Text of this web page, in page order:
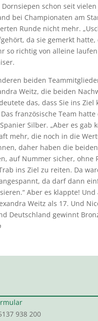
schon seit
bei Championaten am
Runde nicht mehr.
da sie gemerkt hatte,
so richtig von alleine laufen
beiden
Weitz, die beiden
das, dass Sie ins Ziel
französische Team hatte
Silber. „Aber es gab
mehr, die noch in die
daher haben die
auf Nummer sicher, ohne
ins Ziel zu reiten. Da
da darf dann
Aber es klappte! Und
Weitz als 17. Und
Deutschland gewinnt
938 200